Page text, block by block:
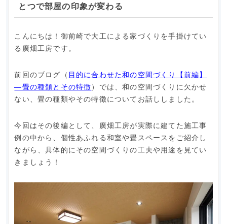
とつで部屋の印象が変わる
こんにちは！御前崎で大工による家づくりを手掛けてい
る廣畑工房です。
前回のブログ（ 目的に合わせた和の空間づくり【前編】
―畳の種類とその特徴）では、和の空間づくりに欠かせ
ない、畳の種類やその特徴についてお話ししました。
今回はその後編として、廣畑工房が実際に建てた施工事
例の中から、個性あふれる和室や畳スペースをご紹介し
ながら、具体的にその空間づくりの工夫や用途を見てい
きましょう！